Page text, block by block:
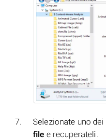
Selezionate uno dei
file e recuperateli.